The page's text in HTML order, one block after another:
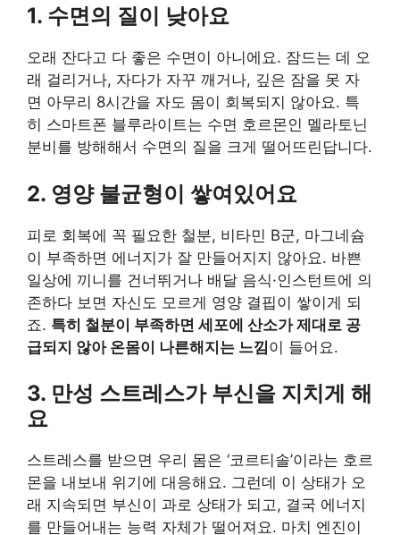
1. 수면의 질이 낮아요
오래 잔다고 다 좋은 수면이 아니에요. 잠드는 데 오
래 걸리거나, 자다가 자꾸 깨거나, 깊은 잠을 못 자
면 아무리 8시간을 자도 몸이 회복되지 않아요. 특
히 스마트폰 블루라이트는 수면 호르몬인 멜라토닌
분비를 방해해서 수면의 질을 크게 떨어뜨린답니다.
2. 영양 불균형이 쌓여있어요
피로 회복에 꼭 필요한 철분, 비타민 B군, 마그네슘
이 부족하면 에너지가 잘 만들어지지 않아요. 바쁜
일상에 끼니를 건너뛰거나 배달 음식·인스턴트에 의
존하다 보면 자신도 모르게 영양 결핍이 쌓이게 되
죠. 특히 철분이 부족하면 세포에 산소가 제대로 공
급되지 않아 온몸이 나른해지는 느낌이 들어요.
3. 만성 스트레스가 부신을 지치게 해
요
스트레스를 받으면 우리 몸은 ‘코르티솔’이라는 호르
몬을 내보내 위기에 대응해요. 그런데 이 상태가 오
래 지속되면 부신이 과로 상태가 되고, 결국 에너지
를 만들어내는 능력 자체가 떨어져요. 마치 엔진이